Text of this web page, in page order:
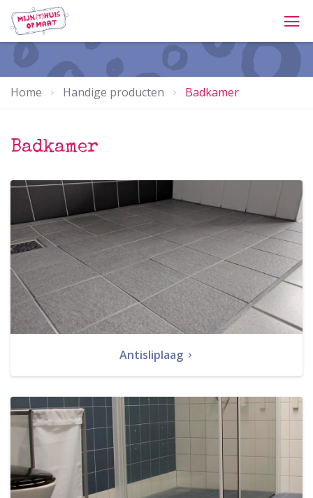
Home Handige producten Badkamer
Badkamer
Antisliplaag